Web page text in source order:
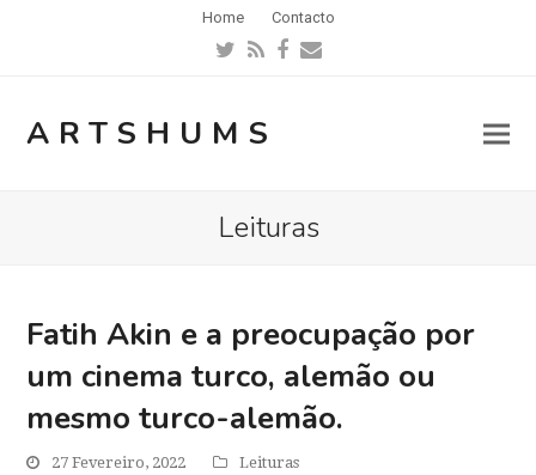
Home Contacto
Twitter
RSSFacebook
Email
ARTSHUMS
Leituras
Fatih Akin e a preocupação por
um cinema turco, alemão ou
mesmo turco-alemão.
27 Fevereiro, 2022 Leituras